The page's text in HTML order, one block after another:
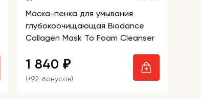
Маска-пенка для умывания
глубокоочищающая Biodance
Collagen Mask To Foam Cleanser
1 840 ₽
(+92 бонусов)